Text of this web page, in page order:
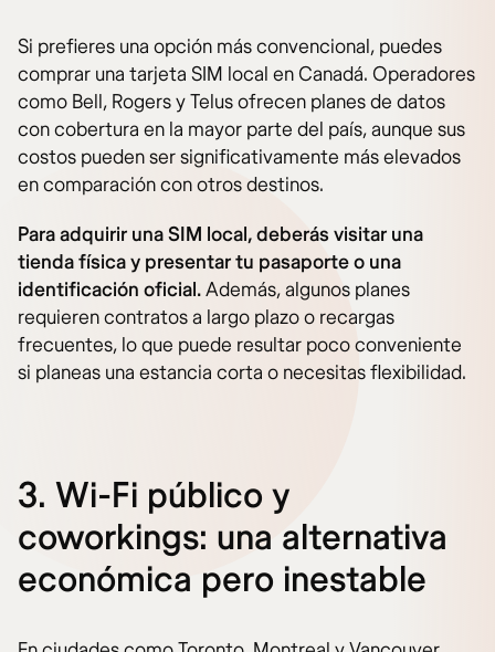
Si prefieres una opción más convencional, puedes
comprar una tarjeta SIM local en Canadá. Operadores
como Bell, Rogers y Telus ofrecen planes de datos
con cobertura en la mayor parte del país, aunque sus
costos pueden ser significativamente más elevados
en comparación con otros destinos.
Para adquirir una SIM local, deberás visitar una
tienda física y presentar tu pasaporte o una
identificación oficial.Además, algunos planes
requieren contratos a largo plazo o recargas
frecuentes, lo que puede resultar poco conveniente
si planeas una estancia corta o necesitas flexibilidad.
3. Wi-Fi público y
coworkings: una alternativa
económica pero inestable